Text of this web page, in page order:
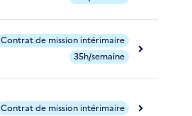
Contrat de mission intérimaire
35h/semaine
Contrat de mission intérimaire